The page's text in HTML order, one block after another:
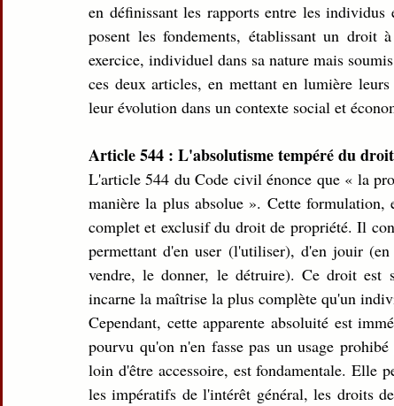
en définissant les rapports entre les
posent les fondements, établissant un droit
exercice, individuel dans sa nature mais
ces deux articles, en mettant en lumière
leur évolution dans un contexte social et
Article 544 : L'absolutisme tempéré du
L'article 544 du Code civil énonce que « la
manière la plus absolue ». Cette
complet et exclusif du droit de propriété. Il
permettant d'en user (l'utiliser), d'en jouir
vendre, le donner, le détruire). Ce droit
incarne la maîtrise la plus complète qu'un
Cependant, cette apparente absoluité est
pourvu qu'on n'en fasse pas un usage
loin d'être accessoire, est fondamentale. Elle
les impératifs de l'intérêt général, les droits